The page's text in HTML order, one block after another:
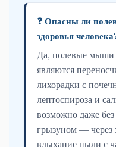
❓ Опасны ли
здоровья
Да, полевые мыши
являются
лихорадки с
лептоспироза и
возможно даже
грызуном — через
вдыхание пыли с